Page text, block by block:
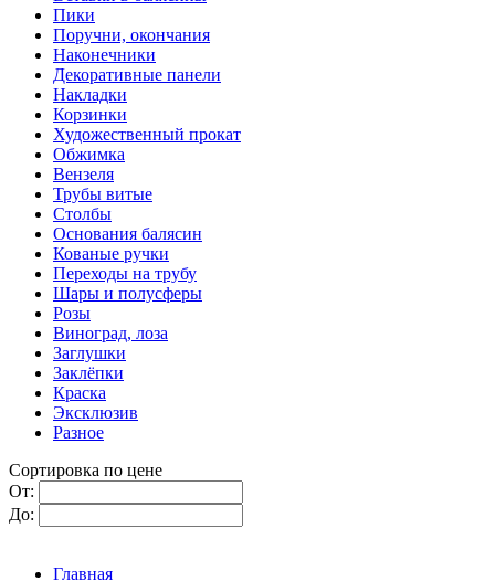
Пики
Поручни, окончания
Наконечники
Декоративные панели
Накладки
Корзинки
Художественный прокат
Обжимка
Вензеля
Трубы витые
Столбы
Основания балясин
Кованые ручки
Переходы на трубу
Шары и полусферы
Розы
Виноград, лоза
Заглушки
Заклёпки
Краска
Эксклюзив
Разное
Сортировка по цене
От:
До:
Главная